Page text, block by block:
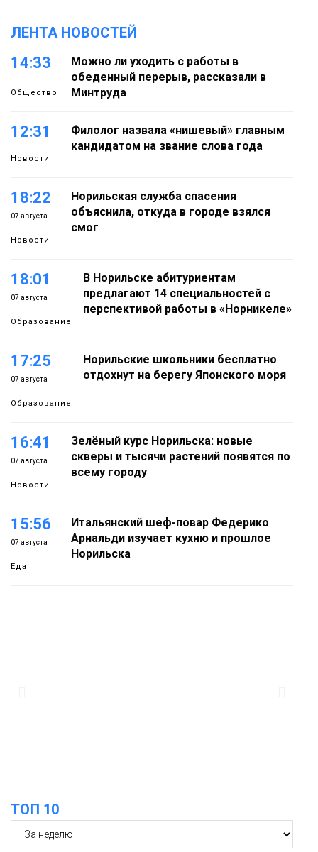
ЛЕНТА НОВОСТЕЙ
14:33
Общество
Можно ли уходить с работы в
обеденный перерыв, рассказали в
Минтруда
12:31
Новости
Филолог назвала «нишевый» главным
кандидатом на звание слова года
18:22
07 августа
Новости
Норильская служба спасения
объяснила, откуда в городе взялся
смог
18:01
07 августа
Образование
В Норильске абитуриентам
предлагают 14 специальностей с
перспективой работы в «Норникеле»
17:25
07 августа
Образование
Норильские школьники бесплатно
отдохнут на берегу Японского моря
16:41
07 августа
Новости
Зелёный курс Норильска: новые
скверы и тысячи растений появятся по
всему городу
15:56
07 августа
Еда
Итальянский шеф-повар Федерико
Арнальди изучает кухню и прошлое
Норильска
Новости
ТОП 10